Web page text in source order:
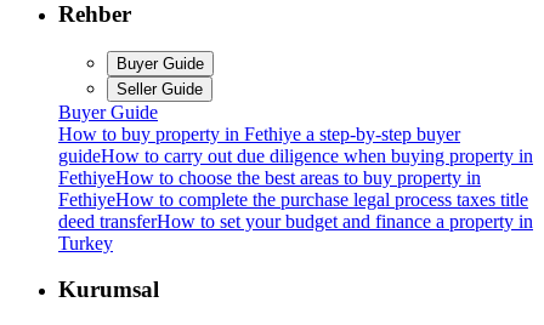
Rehber
Buyer Guide
Seller Guide
Buyer Guide
How to buy property in Fethiye a step-by-step buyer
guideHow to carry out due diligence when buying property in
FethiyeHow to choose the best areas to buy property in
FethiyeHow to complete the purchase legal process taxes title
deed transferHow to set your budget and finance a property in
Turkey
Kurumsal